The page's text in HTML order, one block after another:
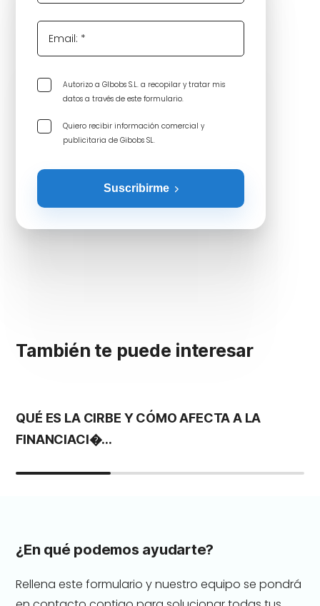
Email: *
Autorizo a GIbobs S.L. a recopilar y tratar mis
datos a través de este formulario.
Quiero recibir información comercial y
publicitaria de Gibobs SL.
Suscribirme
También te puede interesar
QUÉ ES LA CIRBE Y CÓMO AFECTA A LA
FINANCIACI�...
¿En qué podemos ayudarte?
Rellena este formulario y nuestro equipo se pondrá